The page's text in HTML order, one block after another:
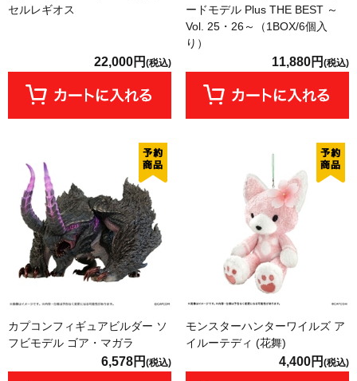
セルレギオス
22,000円 (税込)
ードモデル Plus THE BEST ～
Vol. 25・26～（1BOX/6個入
り）
11,880円 (税込)
カプコンフィギュアビルダー ソ
フビモデル ゴア・マガラ
6,578円 (税込)
モンスターハンターワイルズ ア
イルーテディ (花舞)
4,400円 (税込)